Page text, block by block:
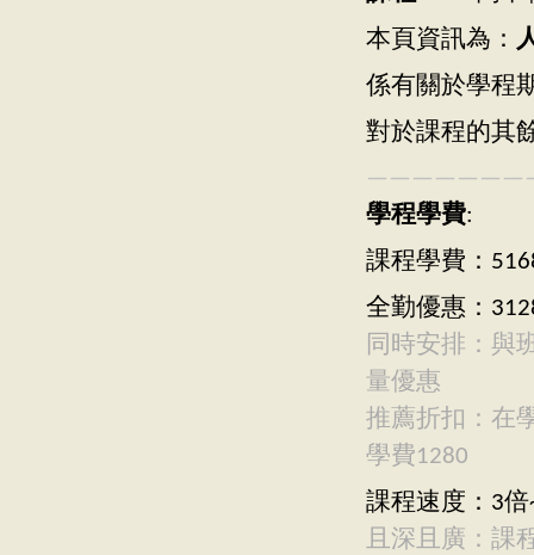
本頁資訊為：
係有關於學程
對於課程的其
學程學費:
課程學費：
全勤優惠：
同時安排：與
量優惠
推薦折扣：在
學費1280
課程速度：3倍
且深且廣：課